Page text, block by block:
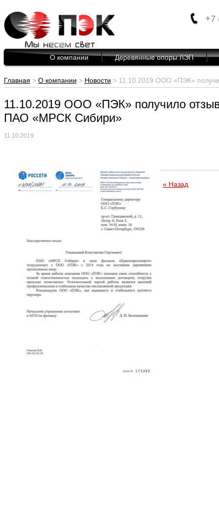
+7
О компании Деревянные опоры ЛЭП
Главная > О компании > Новости > 11.10.2019 ООО «ПЭК»
11.10.2019 ООО «ПЭК» получило
ПАО «МРСК Сибири»
11.10.2019
« Назад